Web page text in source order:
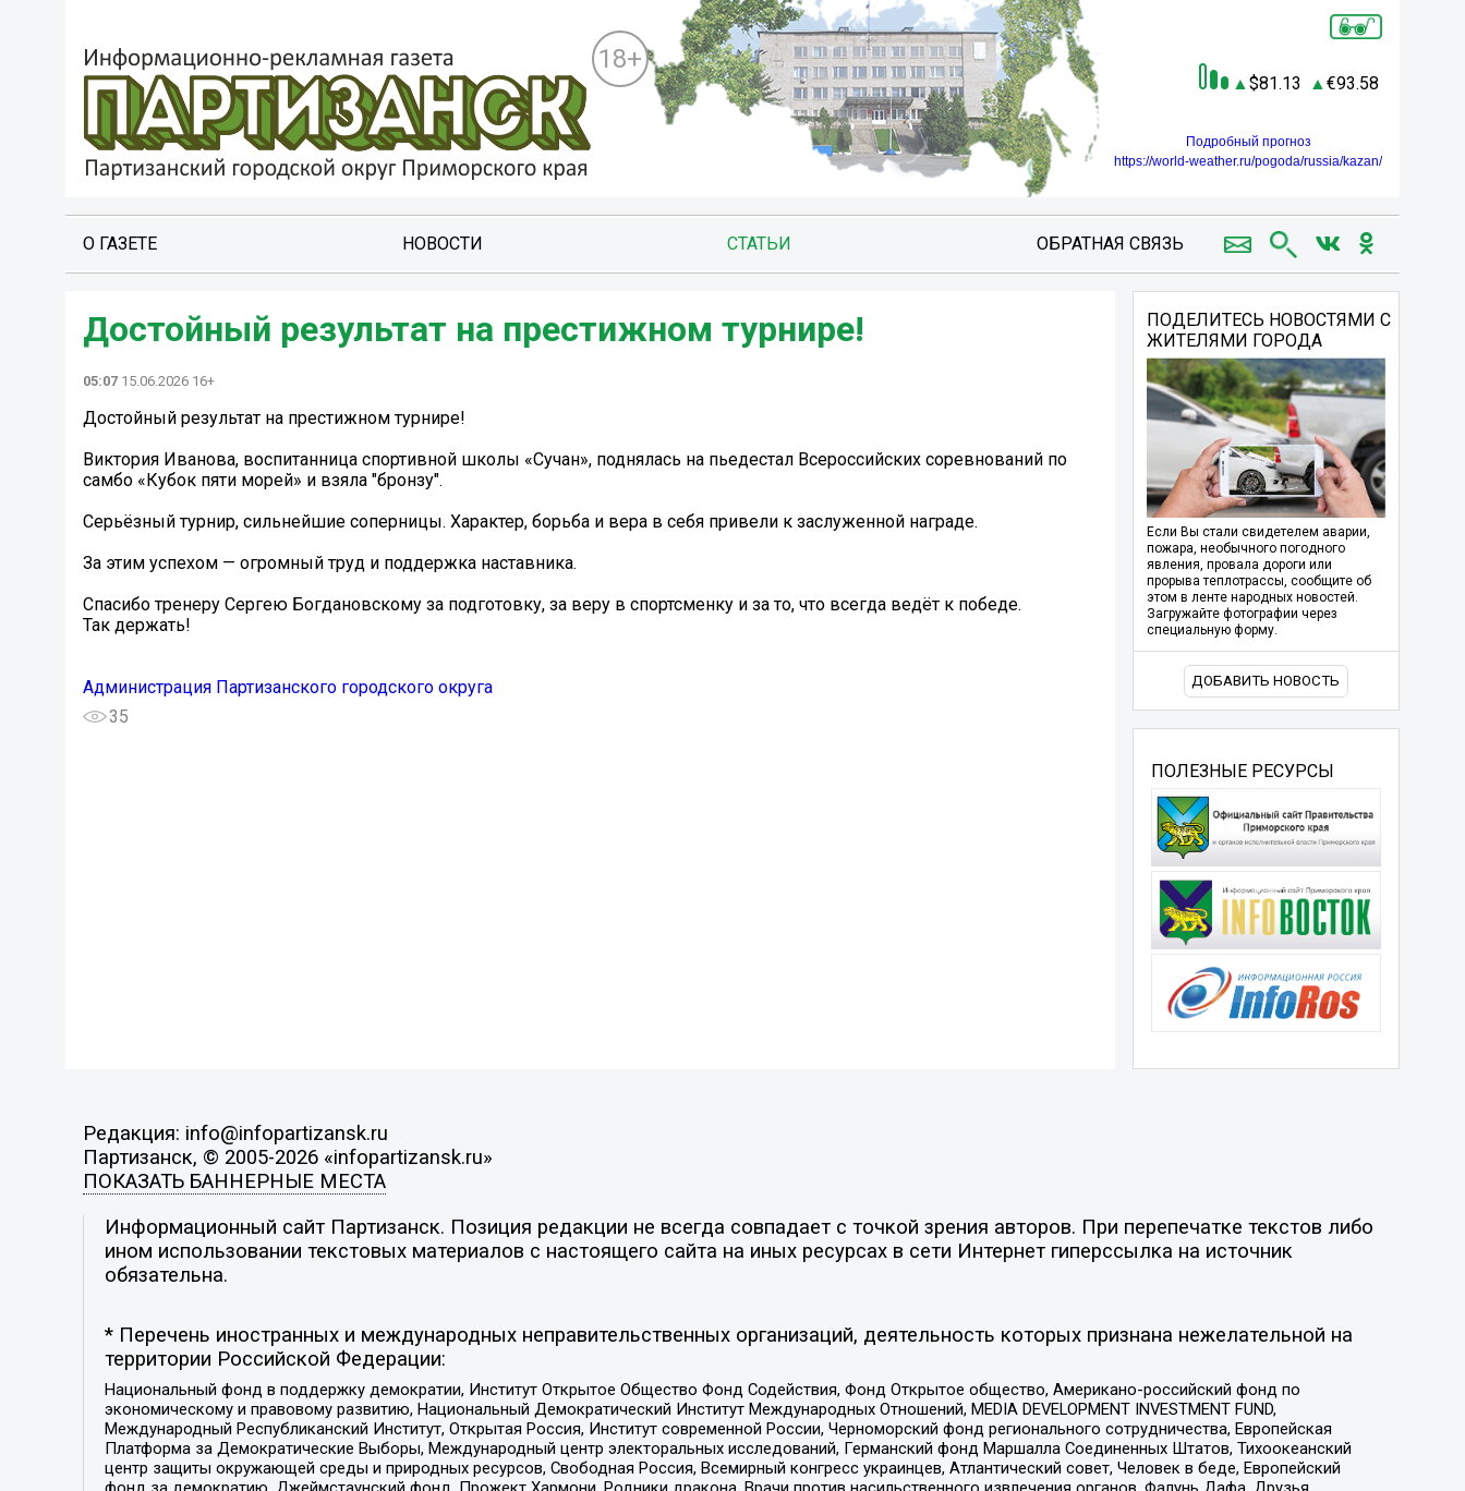
18+
81.13 93.58
Подробный прогноз
https://world-weather.ru/pogoda/russia/kazan/
О ГАЗЕТЕ НОВОСТИ СТАТЬИ ОБРАТНАЯ СВЯЗЬ
Достойный результат на престижном турнире!
05:07 15.06.2026 16+
Достойный результат на престижном турнире!
Виктория Иванова, воспитанница спортивной школы «Сучан», поднялась на пьедестал Всероссийских соревнований по
самбо «Кубок пяти морей» и взяла "бронзу".
Серьёзный турнир, сильнейшие соперницы. Характер, борьба и вера в себя привели к заслуженной награде.
За этим успехом — огромный труд и поддержка наставника.
Спасибо тренеру Сергею Богдановскому за подготовку, за веру в спортсменку и за то, что всегда ведёт к победе.
Так держать!
Администрация Партизанского городского округа
35
ПОДЕЛИТЕСЬ НОВОСТЯМИ С
ЖИТЕЛЯМИ ГОРОДА
Если Вы стали свидетелем аварии,
пожара, необычного погодного
явления, провала дороги или
прорыва теплотрассы, сообщите об
этом в ленте народных новостей.
Загружайте фотографии через
специальную форму.
ДОБАВИТЬ НОВОСТЬ
ПОЛЕЗНЫЕ РЕСУРСЫ
Редакция: info@infopartizansk.ru
Партизанск, © 2005-2026 «infopartizansk.ru»
ПОКАЗАТЬ БАННЕРНЫЕ МЕСТА
Информационный сайт Партизанск. Позиция редакции не всегда совпадает с точкой зрения авторов. При перепечатке текстов либо
ином использовании текстовых материалов с настоящего сайта на иных ресурсах в сети Интернет гиперссылка на источник
обязательна.
* Перечень иностранных и международных неправительственных организаций, деятельность которых признана нежелательной на
территории Российской Федерации:
Национальный фонд в поддержку демократии, Институт Открытое Общество Фонд Содействия, Фонд Открытое общество, Американо-российский фонд по
экономическому и правовому развитию, Национальный Демократический Институт Международных Отношений, MEDIA DEVELOPMENT INVESTMENT FUND,
Международный Республиканский Институт, Открытая Россия, Институт современной России, Черноморский фонд регионального сотрудничества, Европейская
Платформа за Демократические Выборы, Международный центр электоральных исследований, Германский фонд Маршалла Соединенных Штатов, Тихоокеанский
центр защиты окружающей среды и природных ресурсов, Свободная Россия, Всемирный конгресс украинцев, Атлантический совет, Человек в беде, Европейский